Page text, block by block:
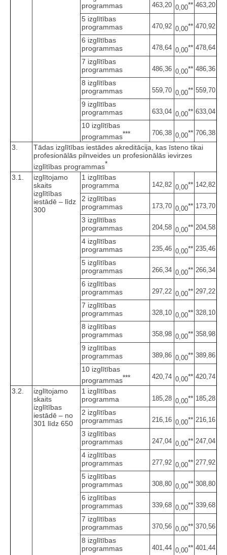
programmas
463,20 0,00** 463,20
5 izglītības
programmas
470,92 0,00** 470,92
6 izglītības
programmas
478,64 0,00** 478,64
7 izglītības
programmas
486,36 0,00** 486,36
8 izglītības
programmas
559,70 0,00** 559,70
9 izglītības
programmas
633,04 0,00** 633,04
10 izglītības
programmas*** 706,38 0,00** 706,38
3.
Tādas izglītības iestādes akreditācija, kas īsteno tikai
profesionālās pilnveides un profesionālās ievirzes
izglītības programmas*
3.1.
izglītojamo
skaits
izglītības
iestādē – līdz
300
1 izglītības
programma
142,82 0,00** 142,82
2 izglītības
programmas
173,70 0,00** 173,70
3 izglītības
programmas
204,58 0,00** 204,58
4 izglītības
programmas
235,46 0,00** 235,46
5 izglītības
programmas
266,34 0,00** 266,34
6 izglītības
programmas
297,22 0,00** 297,22
7 izglītības
programmas
328,10 0,00** 328,10
8 izglītības
programmas
358,98 0,00** 358,98
9 izglītības
programmas
389,86 0,00** 389,86
10 izglītības
programmas*** 420,74 0,00** 420,74
3.2.
izglītojamo
skaits
izglītības
iestādē – no
301 līdz 650
1 izglītības
programma
185,28 0,00** 185,28
2 izglītības
programmas
216,16 0,00** 216,16
3 izglītības
programmas
247,04 0,00** 247,04
4 izglītības
programmas
277,92 0,00** 277,92
5 izglītības
programmas
308,80 0,00** 308,80
6 izglītības
programmas
339,68 0,00** 339,68
7 izglītības
programmas
370,56 0,00** 370,56
8 izglītības
programmas
401,44 0,00** 401,44